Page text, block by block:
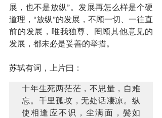
展，也不是放纵”。发展再怎么样是个硬
道理，“放纵”的发展，不顾一切、一往直
前的发展，唯我独尊、罔顾其他意见的
发展，都未必是妥善的举措。
苏轼有词，上片曰：
十年生死两茫茫，不思量，自难
忘。千里孤坟，无处话凄凉。纵
使相逢应不识，尘满面，鬓如